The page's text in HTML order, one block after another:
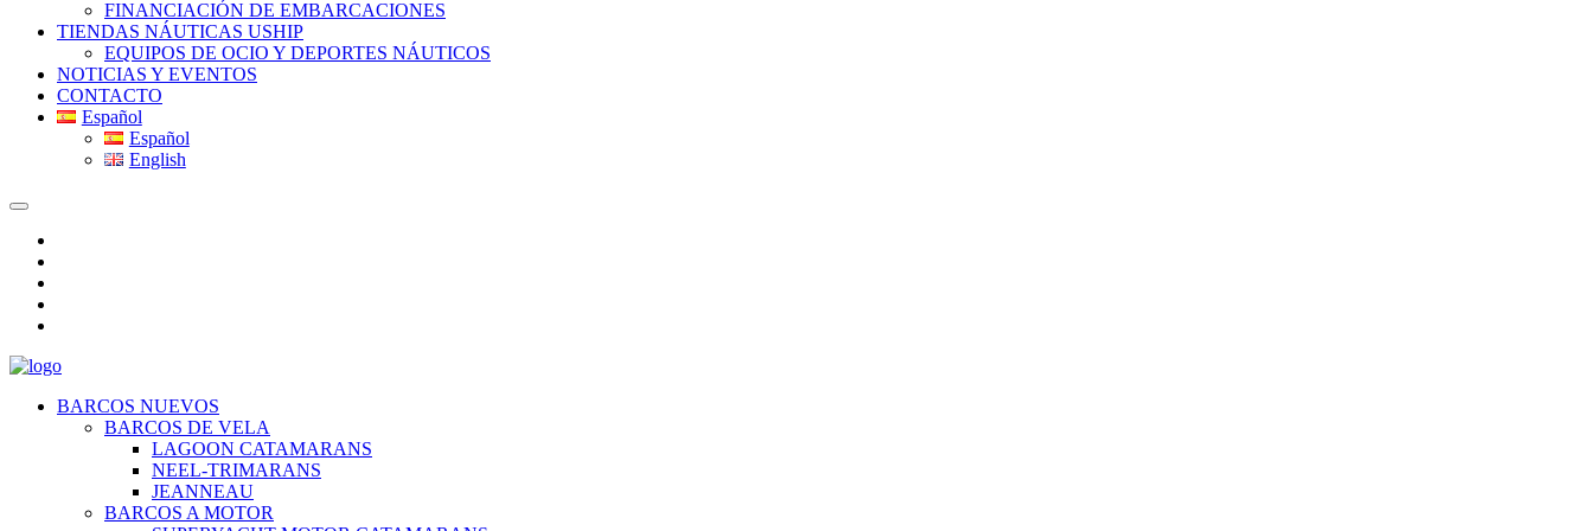
FINANCIACIÓN DE EMBARCACIONES
TIENDAS NÁUTICAS USHIP
EQUIPOS DE OCIO Y DEPORTES NÁUTICOS
NOTICIAS Y EVENTOS
CONTACTO
Español
Español
English
BARCOS NUEVOS
BARCOS DE VELA
LAGOON CATAMARANS
NEEL-TRIMARANS
JEANNEAU
BARCOS A MOTOR